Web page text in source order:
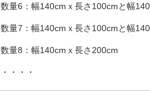
数量6：幅140cmｘ長さ100cmと幅
数量7：幅140cmｘ長さ100cmと幅
数量8：幅140cmｘ長さ200cm
・・・・